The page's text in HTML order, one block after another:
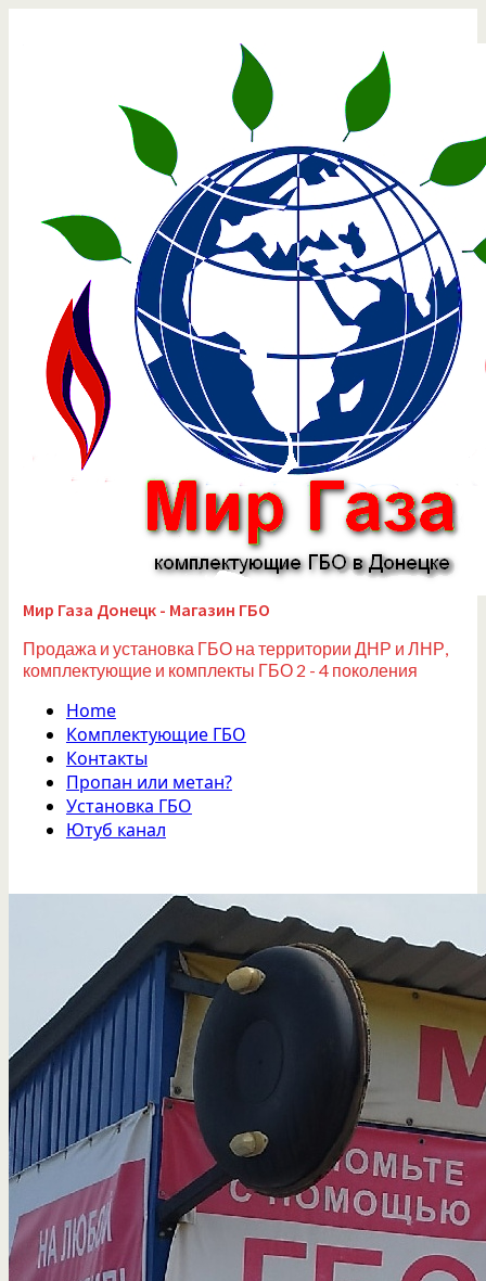
Мир Газа Донецк - Магазин ГБО
Продажа и установка ГБО на территории ДНР и ЛНР,
комплектующие и комплекты ГБО 2 - 4 поколения
Home
Комплектующие ГБО
Контакты
Пропан или метан?
Установка ГБО
Ютуб канал